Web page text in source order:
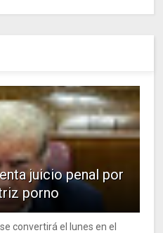
juicio penal por
porno
convertirá el lunes en el